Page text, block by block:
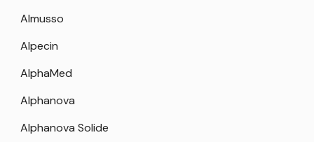
Almusso
Alpecin
AlphaMed
Alphanova
Alphanova Solide